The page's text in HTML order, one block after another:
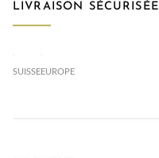
LIVRAISON SÉCURISÉE
SUISSEEUROPE